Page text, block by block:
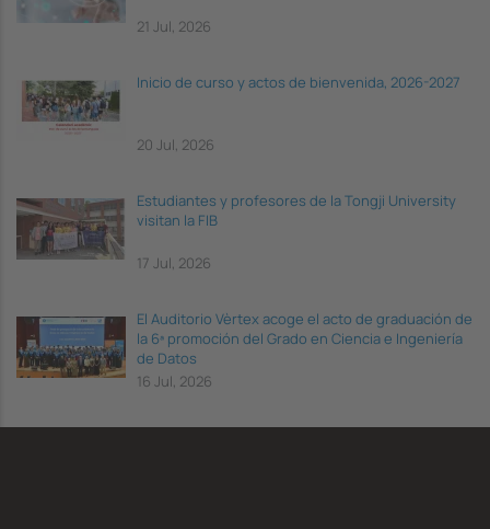
21 Jul, 2026
Inicio de curso y actos de bienvenida, 2026-2027
20 Jul, 2026
Estudiantes y profesores de la Tongji University
visitan la FIB
17 Jul, 2026
El Auditorio Vèrtex acoge el acto de graduación de
la 6ª promoción del Grado en Ciencia e Ingeniería
de Datos
16 Jul, 2026